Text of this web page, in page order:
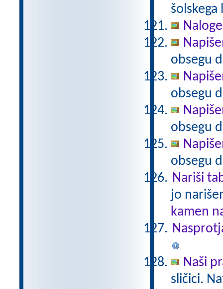
šolskega
obsegu
obsegu
obsegu
obsegu
Nariši
jo
kamen
Naši
sličici.